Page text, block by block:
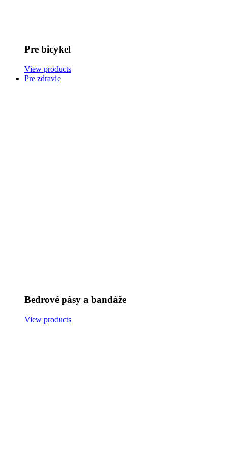
Pre bicykel
View products
Pre zdravie
Bedrové pásy a bandáže
View products